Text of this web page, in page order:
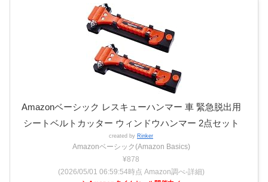
Amazonベーシック レスキューハンマー 車 緊急脱出用
シートベルトカッター ウィンドウハンマー 2点セット
created by Rinker
Amazonベーシック(Amazon Basics)
¥878
(2026/05/01 06:59:54時点 Amazon調べ-詳細)